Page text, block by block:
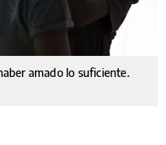
amado lo suficiente.